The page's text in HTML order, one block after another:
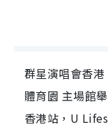
群星演唱會香
體育園 主場館
香港站，U